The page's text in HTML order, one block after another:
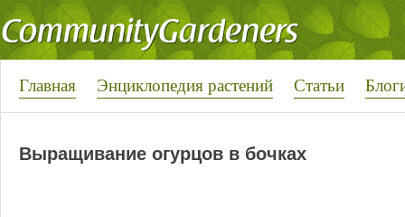
Главная Энциклопедия растений Статьи
Выращивание огурцов в бочках